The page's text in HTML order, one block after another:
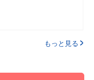
もっと見る